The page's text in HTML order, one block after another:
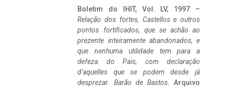
Boletim do IHIT, Vol. LV, 1997 –
Relação dos fortes, Castellos e outros
pontos fortificados, que se achão ao
prezente inteiramente abandonados, e
que nenhuma utilidade tem para a
defeza do Pais, com declaração
d’aquelles que se podem desde já
desprezar. Barão de Bastos. Arquivo